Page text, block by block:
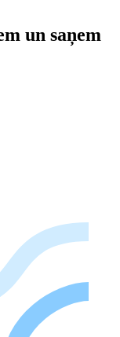
un saņem